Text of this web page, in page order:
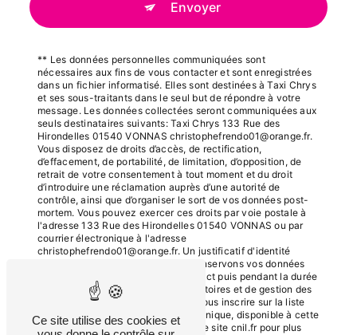
Envoyer
** Les données personnelles communiquées sont
nécessaires aux fins de vous contacter et sont enregistrées
dans un fichier informatisé. Elles sont destinées à Taxi Chrys
et ses sous-traitants dans le seul but de répondre à votre
message. Les données collectées seront communiquées aux
seuls destinataires suivants: Taxi Chrys 133 Rue des
Hirondelles 01540 VONNAS christophefrendo01@orange.fr.
Vous disposez de droits d’accès, de rectification,
d’effacement, de portabilité, de limitation, d’opposition, de
retrait de votre consentement à tout moment et du droit
d’introduire une réclamation auprès d’une autorité de
contrôle, ainsi que d’organiser le sort de vos données post-
mortem. Vous pouvez exercer ces droits par voie postale à
l'adresse 133 Rue des Hirondelles 01540 VONNAS ou par
courrier électronique à l'adresse
christophefrendo01@orange.fr. Un justificatif d'identité
pourra vous être demandé. Nous conservons vos données
pendant la période de prise de contact puis pendant la durée
de prescription légale aux fins probatoires et de gestion des
contentieux. Vous avez le droit de vous inscrire sur la liste
d'opposition au démarchage téléphonique, disponible à cette
adresse:Bloctel.gouv.fr. Consultez le site cnil.fr pour plus
Ce site utilise des cookies et